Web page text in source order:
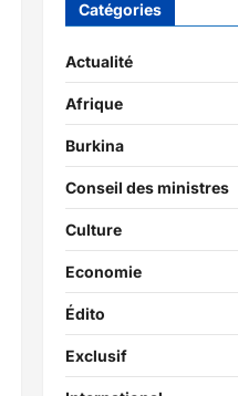
Catégories
Actualité
Afrique
Burkina
Conseil des ministres
Culture
Economie
Édito
Exclusif